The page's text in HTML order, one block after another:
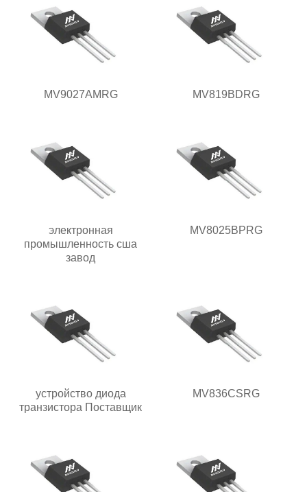
MV9027AMRG MV819BDRG
электронная
промышленность сша
завод
MV8025BPRG
устройство диода
транзистора Поставщик
MV836CSRG